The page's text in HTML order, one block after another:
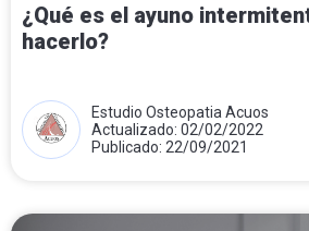
¿Qué es el ayuno
hacerlo?
Estudio Osteopatia Acuos
Actualizado: 02/02/2022
Publicado: 22/09/2021